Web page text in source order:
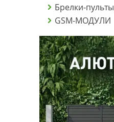
Брелки-пульты
GSM-МОДУЛИ